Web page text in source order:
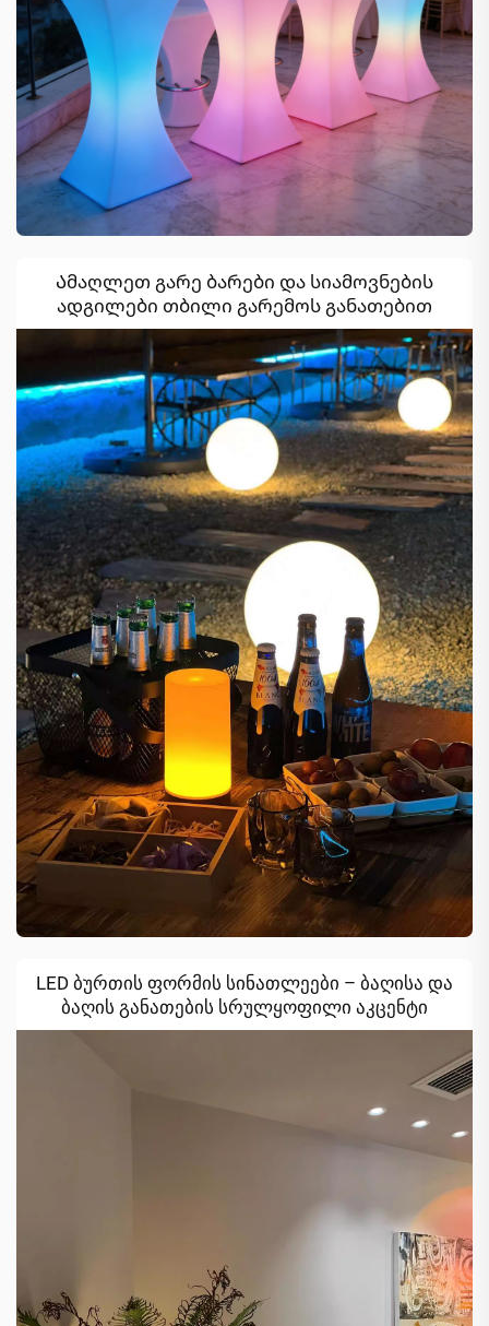
Ამაღლეთ გარე ბარები და სიამოვნების
ადგილები თბილი გარემოს განათებით
LED ბურთის ფორმის სინათლეები – ბაღისა და
ბაღის განათების სრულყოფილი აკცენტი